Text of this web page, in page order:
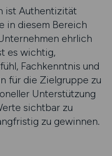
ist Authentizität
in diesem Bereich
ehrlich
es wichtig,
Fachkenntnis und
für die Zielgruppe zu
Unterstützung
sichtbar zu
zu gewinnen.